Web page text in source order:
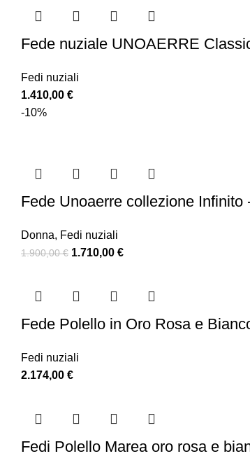
Fede nuziale UNOAERRE
Fedi nuziali
1.410,00 €
-10%
Fede Unoaerre collezione Infinito
Donna, Fedi nuziali
1.900,00€ 1.710,00 €
Fede Polello in Oro Rosa e
Fedi nuziali
2.174,00 €
Fedi Polello Marea oro rosa e